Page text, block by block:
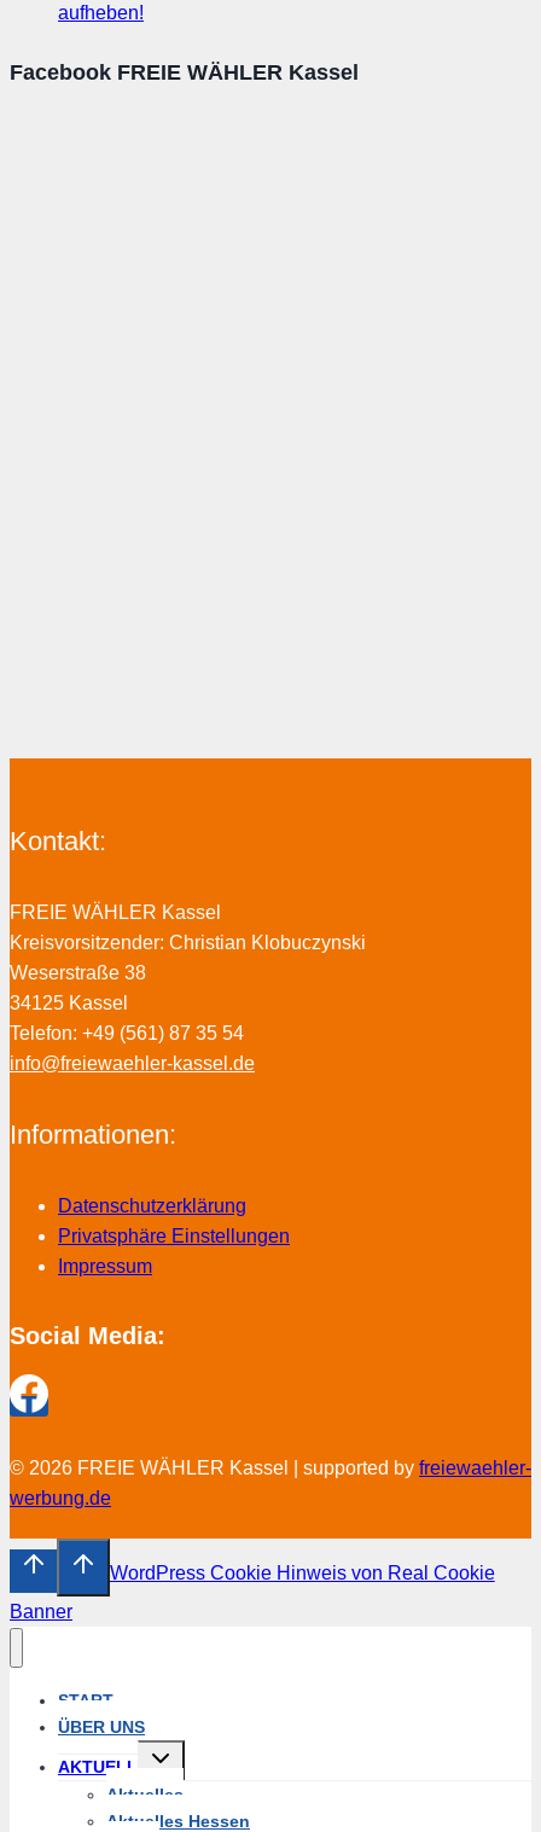
aufheben!
Facebook FREIE WÄHLER Kassel
Kontakt:
FREIE WÄHLER Kassel
Kreisvorsitzender: Christian Klobuczynski
Weserstraße 38
34125 Kassel
Telefon: +49 (561) 87 35 54
info@freiewaehler-kassel.de
Informationen:
Datenschutzerklärung
Privatsphäre Einstellungen
Impressum
Social Media:
© 2026 FREIE WÄHLER Kassel | supported by freiewaehler-
werbung.de
WordPress Cookie Hinweis von Real Cookie
Banner
START
ÜBER UNS
AKTUELL
Untermenü
umschalten
Aktuelles
Aktuelles Hessen